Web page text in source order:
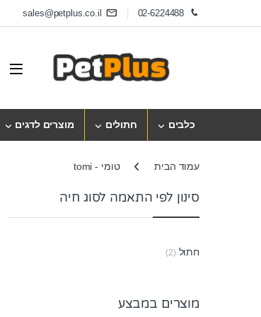
Skip to navigation
02-6224488
sales@petplus.co.il
Open
כלבים חתולים מוצרים לדגים
עמוד הבית טומי - tomi
סינון לפי התאמה לסוג חיה
חתול (2)
מוצרים במבצע